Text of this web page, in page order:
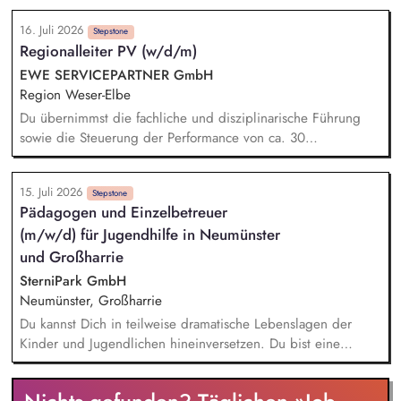
Energiemanagementsystem „Heartbeat
16. Juli 2026 Stepstone
Regionalleiter PV (w/d/m)
EWE SERVICEPARTNER GmbH
Region Weser-Elbe
Du übernimmst die fachliche und disziplinarische Führung
sowie die Steuerung der Performance von ca. 30
Mitarbeitenden. Die Eigenverantwortung Deiner
Mitarbeitenden förderst Du gezielt und schaffst damit die
Grundlage für eine kontinuierliche Optimierung der
Betriebsabläufe. Du trägst die Verantwortung für sämtliche
Teilprozesse sowie für die Zusammenarbeit mit angrenzenden
Schnittstellen. Die termingerechte Inbetriebnahme der
Anlagen koordinierst Du in enger Abstimmung mit den
Netzbetreibern. Du sorgst für eine bedarfsgerechte und
rechtzeitige Materialverfügbarkeit.
15. Juli 2026 Stepstone
Pädagogen und Einzelbetreuer
(m/w/d) für Jugendhilfe in Neumünster
und Großharrie
SterniPark GmbH
Neumünster, Großharrie
Du kannst Dich in teilweise dramatische Lebenslagen der
Kinder und Jugendlichen hineinversetzen. Du bist eine
vertrauensvolle und empathische Bezugsperson für die
Kinder und Jugendlichen. Du vermittelst den Kindern und